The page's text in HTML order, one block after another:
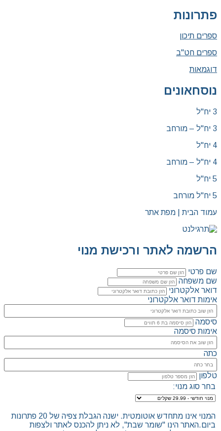
פתרונות
ספרים תיכון
ספרים חט"ב
דוגמאות
נוסחאונים
3 יח"ל
3 יח"ל – מורחב
4 יח"ל
4 יח"ל – מורחב
5 יח"ל
5 יח"ל מורחב
עמוד הבית | מפת אתר
הרשמה לאתר ורכישת מנוי
שם פרטי
שם משפחה
דואר אלקטרוני
אימות דואר אלקטרוני
סיסמה
אימות סיסמה
כתה
טלפון
בחר סוג מנוי:
המנוי אינו מתחדש אוטומטית. ישנה הגבלת צפיה של 20 פתרונות
ביום.האתר הינו "שומר שבת", לא ניתן להכנס לאתר ולצפות